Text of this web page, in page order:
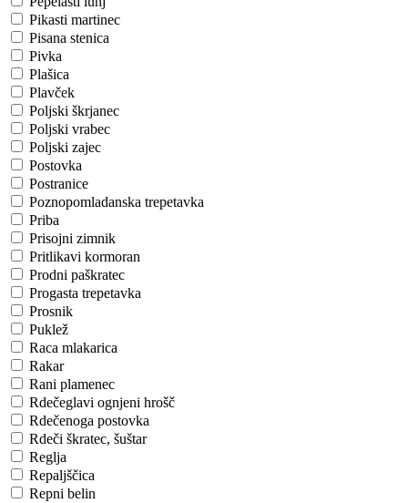
Pikasti martinec
Pisana stenica
Pivka
Plašica
Plavček
Poljski škrjanec
Poljski vrabec
Poljski zajec
Postovka
Postranice
Poznopomladanska trepetavka
Priba
Prisojni zimnik
Pritlikavi kormoran
Prodni paškratec
Progasta trepetavka
Prosnik
Puklež
Raca mlakarica
Rakar
Rani plamenec
Rdečeglavi ognjeni hrošč
Rdečenoga postovka
Rdeči škratec, šuštar
Reglja
Repaljščica
Repni belin